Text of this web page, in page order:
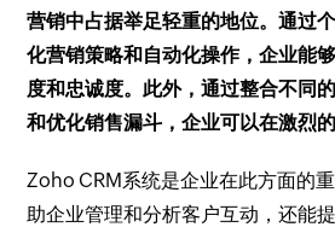
营销中占据举足轻重的地位。通过
化营销策略和自动化操作，企业能
度和忠诚度。此外，通过整合不同
和优化销售漏斗，企业可以在激烈
Zoho CRM系统是企业在此方面的
助企业管理和分析客户互动，还能